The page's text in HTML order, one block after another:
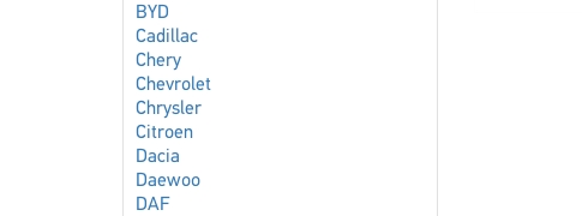
BYD
Cadillac
Chery
Chevrolet
Chrysler
Citroen
Dacia
Daewoo
DAF